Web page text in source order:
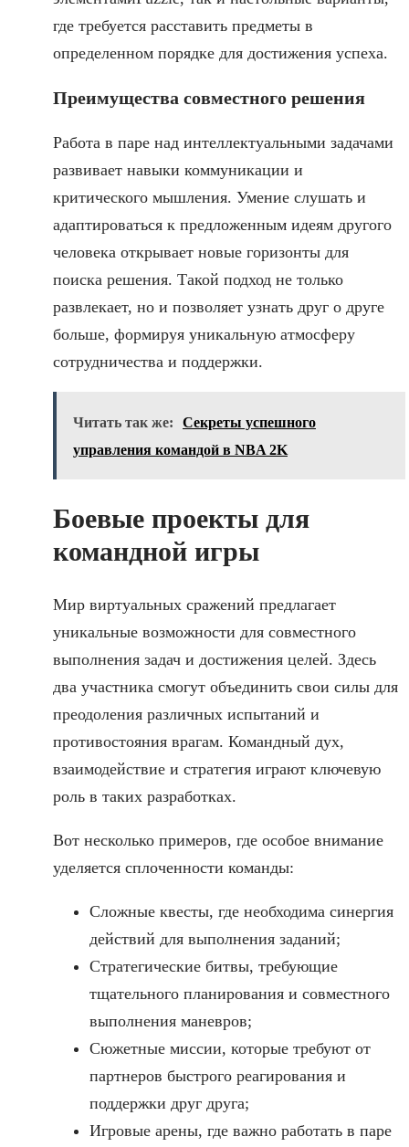
где требуется расставить предметы в
определенном порядке для достижения успеха.
Преимущества совместного решения
Работа в паре над интеллектуальными задачами
развивает навыки коммуникации и
критического мышления. Умение слушать и
адаптироваться к предложенным идеям другого
человека открывает новые горизонты для
поиска решения. Такой подход не только
развлекает, но и позволяет узнать друг о друге
больше, формируя уникальную атмосферу
сотрудничества и поддержки.
Читать так же:
Секреты успешного
управления командой в NBA 2K
Боевые проекты для
командной игры
Мир виртуальных сражений предлагает
уникальные возможности для совместного
выполнения задач и достижения целей. Здесь
два участника смогут объединить свои силы для
преодоления различных испытаний и
противостояния врагам. Командный дух,
взаимодействие и стратегия играют ключевую
роль в таких разработках.
Вот несколько примеров, где особое внимание
уделяется сплоченности команды:
Сложные квесты, где необходима синергия
действий для выполнения заданий;
Стратегические битвы, требующие
тщательного планирования и совместного
выполнения маневров;
Сюжетные миссии, которые требуют от
партнеров быстрого реагирования и
поддержки друг друга;
Игровые арены, где важно работать в паре